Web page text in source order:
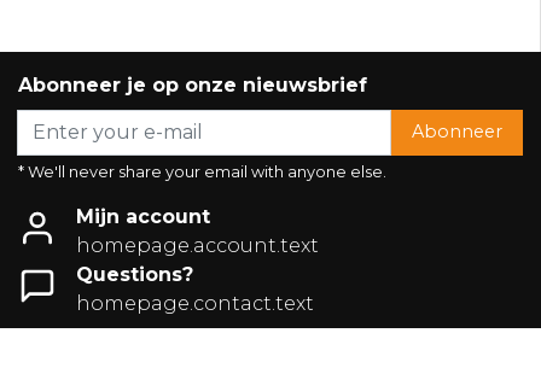
Abonneer je op onze nieuwsbrief
Abonneer
* We'll never share your email with anyone else.
Mijn account
homepage.account.text
Questions?
homepage.contact.text